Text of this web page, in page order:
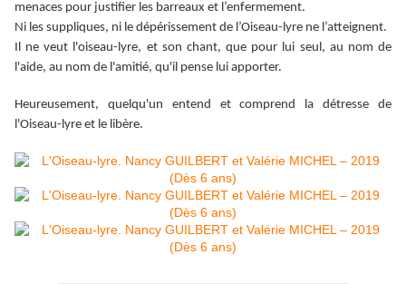
menaces pour justifier les barreaux et l’enfermement.
Ni les suppliques, ni le dépérissement de l’Oiseau-lyre ne l’atteignent.
Il ne veut l'oiseau-lyre, et son chant, que pour lui seul, au nom de
l'aide, au nom de l'amitié, qu'il pense lui apporter.
Heureusement, quelqu'un entend et comprend la détresse de
l'Oiseau-lyre et le libère.